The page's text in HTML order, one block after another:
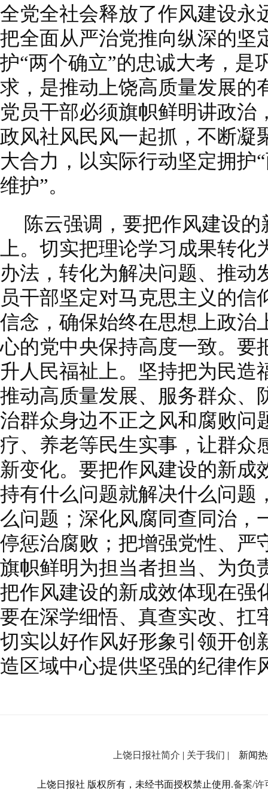
全党全社会释放了作风建设永
把全面从严治党推向纵深的坚
护“两个确立”的忠诚大考，是
求，是推动上饶高质量发展的
党员干部必须旗帜鲜明讲政治
政风社风民风一起抓，不断凝
大合力，以实际行动坚定拥护
维护”。
陈云强调，要把作风建设
上。切实把理论学习成果转
办法，转化为解决问题、推动
员干部坚定对马克思主义的
信念，确保始终在思想上政治
心的党中央保持高度一致。要
升人民福祉上。坚持把为民造
推动高质量发展、服务群众、
治群众身边不正之风和腐败问
疗、养老等民生实事，让群众
新变化。要把作风建设的新成
持有什么问题就解决什么问题
么问题；深化风腐同查同治，
停惩治腐败；把增强党性、严
旗帜鲜明为担当者担当、为负
把作风建设的新成效体现在强
要在深学细悟、真查实改、扛
切实以好作风好形象引领开创
造区域中心提供坚强的纪律作
上饶日报社简介 | 关于我们 | 新闻热
上饶日报社 版权所有，未经书面授权禁止使用.备案/许